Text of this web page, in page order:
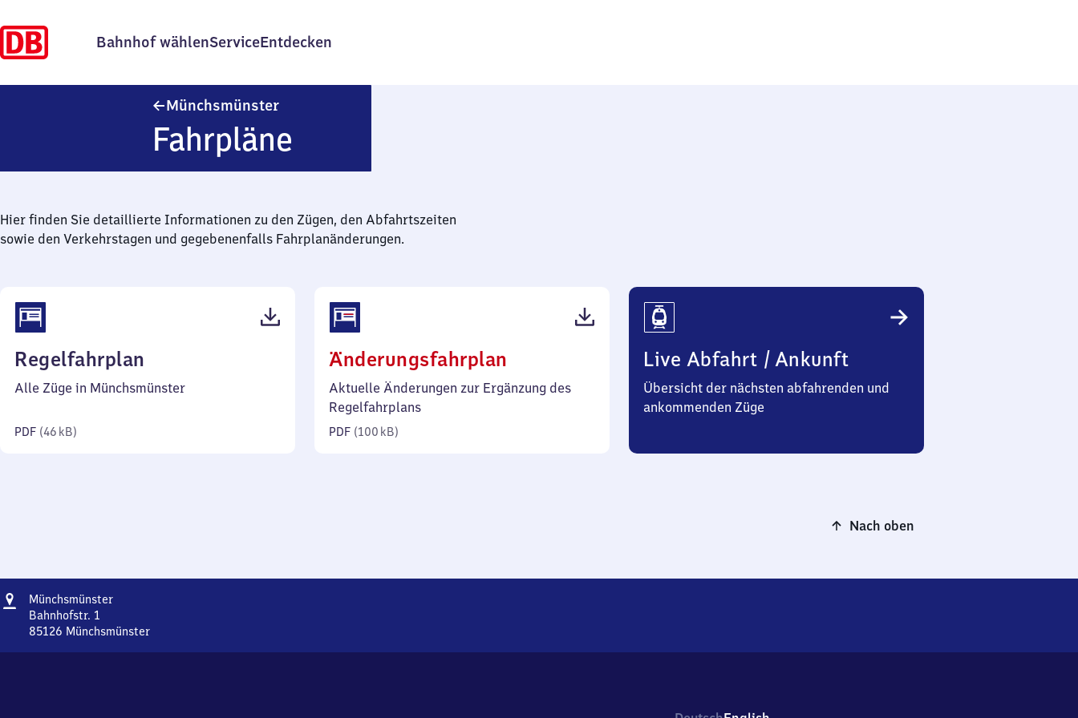
Bahnhof wählenServiceEntdecken
Münchsmünster
Fahrpläne
Hier finden Sie detaillierte Informationen zu den Zügen, den Abfahrtszeiten
sowie den Verkehrstagen und gegebenenfalls Fahrplanänderungen.
Regelfahrplan
46
Alle Züge in Münchsmünster
PDF (46 kB)
Änderungsfahrplan
100
Aktuelle Änderungen zur Ergänzung des
Regelfahrplans
PDF (100 kB)
Live Abfahrt / Ankunft
Übersicht der nächsten abfahrenden und
ankommenden Züge
Nach oben
Adresse
MünchsmünsterMünchsmünster
Bahnhofstr. 1
85126 Münchsmünster